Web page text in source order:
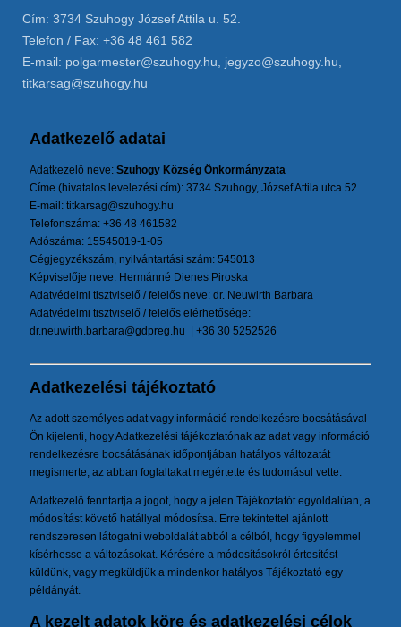
Cím: 3734 Szuhogy József Attila u. 52.
Telefon / Fax: +36 48 461 582
E-mail: polgarmester@szuhogy.hu, jegyzo@szuhogy.hu,
titkarsag@szuhogy.hu